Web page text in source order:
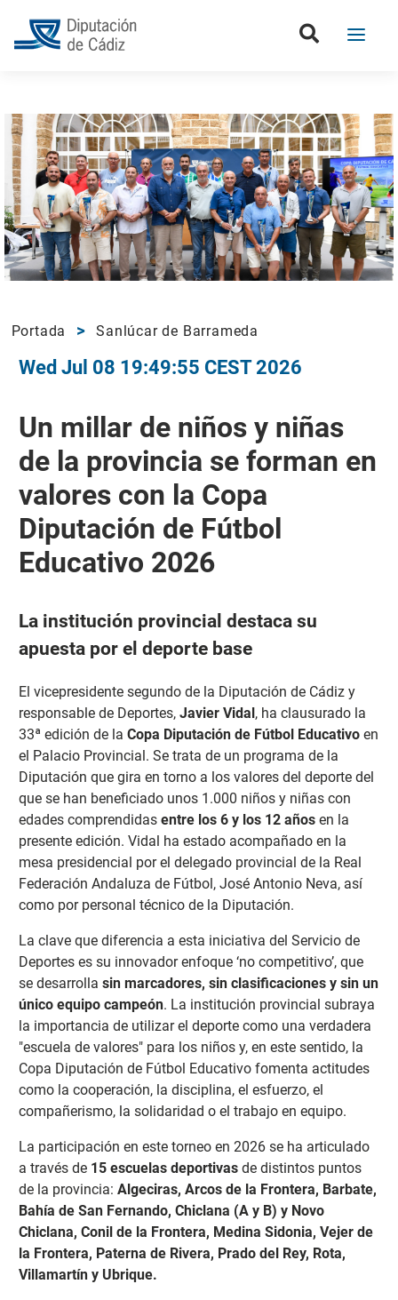
Portada Sanlúcar de Barrameda
Wed Jul 08 19:49:55 CEST 2026
Un millar de niños y niñas
de la provincia se forman en
valores con la Copa
Diputación de Fútbol
Educativo 2026
La institución provincial destaca su
apuesta por el deporte base
El vicepresidente segundo de la Diputación de Cádiz y
responsable de Deportes, Javier Vidal, ha clausurado la
33ª edición de la Copa Diputación de Fútbol Educativoen
el Palacio Provincial. Se trata de un programa de la
Diputación que gira en torno a los valores del deporte del
que se han beneficiado unos 1.000 niños y niñas con
edades comprendidas entre los 6 y los 12 añosen la
presente edición. Vidal ha estado acompañado en la
mesa presidencial por el delegado provincial de la Real
Federación Andaluza de Fútbol, José Antonio Neva, así
como por personal técnico de la Diputación.
La clave que diferencia a esta iniciativa del Servicio de
Deportes es su innovador enfoque ‘no competitivo’, que
se desarrolla sin marcadores, sin clasificaciones y sin un
único equipo campeón. La institución provincial subraya
la importancia de utilizar el deporte como una verdadera
"escuela de valores" para los niños y, en este sentido, la
Copa Diputación de Fútbol Educativo fomenta actitudes
como la cooperación, la disciplina, el esfuerzo, el
compañerismo, la solidaridad o el trabajo en equipo.
La participación en este torneo en 2026 se ha articulado
a través de 15 escuelas deportivasde distintos puntos
de la provincia: Algeciras, Arcos de la Frontera, Barbate,
Bahía de San Fernando, Chiclana (A y B) y Novo
Chiclana, Conil de la Frontera, Medina Sidonia, Vejer de
la Frontera, Paterna de Rivera, Prado del Rey, Rota,
Villamartín y Ubrique.